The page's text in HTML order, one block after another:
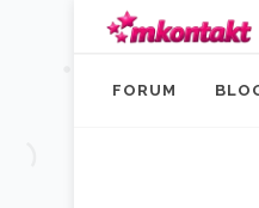
FORUM